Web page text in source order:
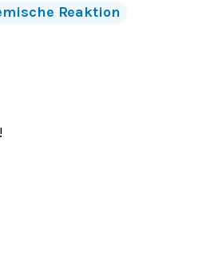
Reaktion